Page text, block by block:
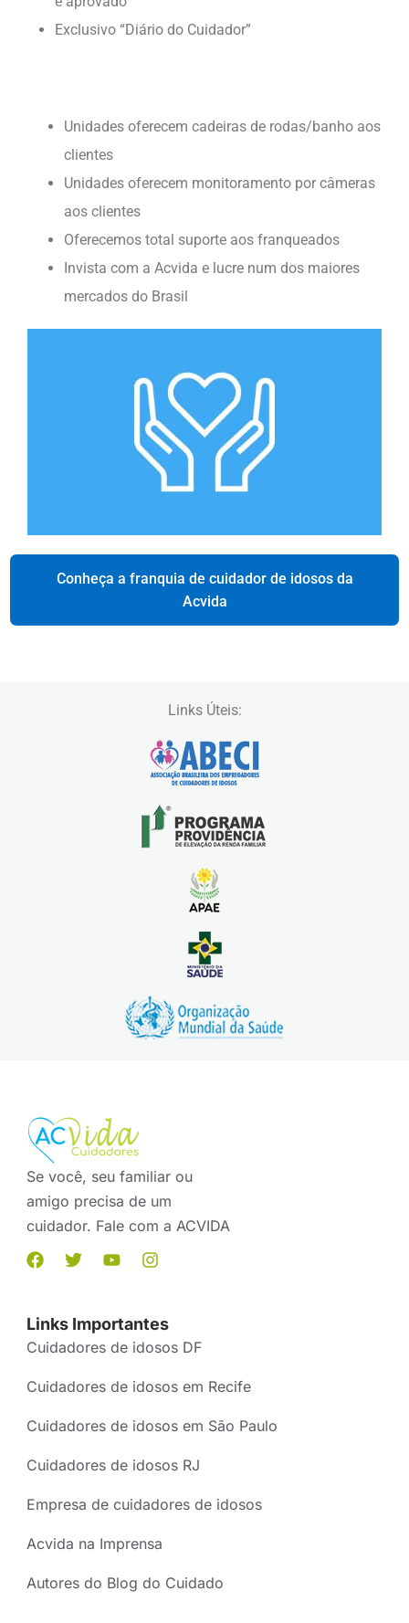
Exclusivo “Diário do Cuidador”
Unidades oferecem cadeiras de rodas/banho aos
clientes
Unidades oferecem monitoramento por câmeras
aos clientes
Oferecemos total suporte aos franqueados
Invista com a Acvida e lucre num dos maiores
mercados do Brasil
Conheça a franquia de cuidador de idosos da
Acvida
Links Úteis:
Se você, seu familiar ou
amigo precisa de um
cuidador. Fale com a ACVIDA
Links Importantes
Cuidadores de idosos DF
Cuidadores de idosos em Recife
Cuidadores de idosos em São Paulo
Cuidadores de idosos RJ
Empresa de cuidadores de idosos
Acvida na Imprensa
Autores do Blog do Cuidado